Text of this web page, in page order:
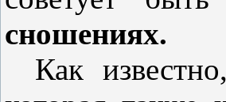
сношениях.
Как